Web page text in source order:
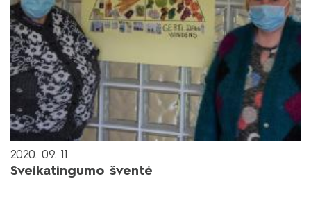
2020. 09. 11
Sveikatingumo šventė